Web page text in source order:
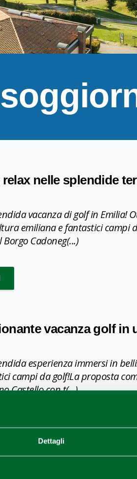
Dettagli
relax nelle splendide
vacanza di golf in Emilia!
emiliana e fantastici campi
Cadoneg(...)
vacanza golf in
esperienza immersi in
campi da golf!La proposta
Castello con t(...)